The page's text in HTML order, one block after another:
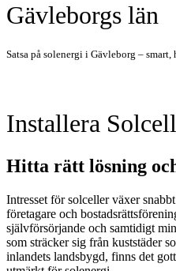
Gävleborgs län
Satsa på solenergi i Gävleborg –
Installera
Hitta rätt lösning
Intresset för solceller växer
företagare och
självförsörjande och samtidigt
som sträcker sig från kuststäder
inlandets landsbygd, finns det